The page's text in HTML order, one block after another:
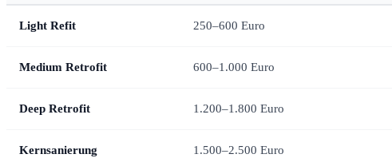
Light Refit 250–600 Euro
Medium Retrofit 600–1.000 Euro
Deep Retrofit 1.200–1.800 Euro
Kernsanierung 1.500–2.500 Euro